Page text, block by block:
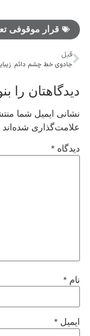
قرار موقوفی
قبل
دیدگاهتان را
نشانی ایمیل شما
علامت‌گذاری شده‌اند
دیدگاه *
نام *
ایمیل *